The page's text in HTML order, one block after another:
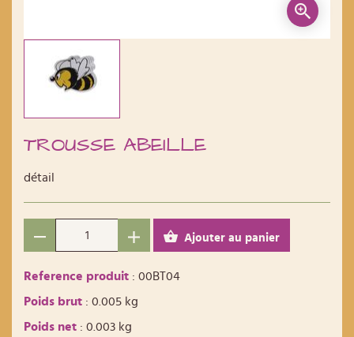
TROUSSE ABEILLE
détail
Ajouter au panier
Reference produit : 00BT04
Poids brut : 0.005 kg
Poids net : 0.003 kg